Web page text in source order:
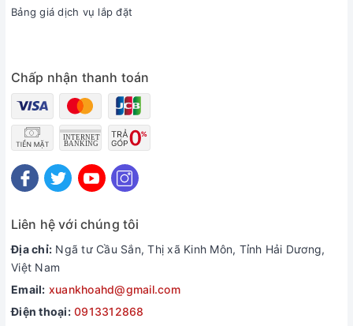
Bảng giá dịch vụ lắp đặt
Chấp nhận thanh toán
Liên hệ với chúng tôi
Địa chỉ: Ngã tư Cầu Sắn, Thị xã Kinh Môn, Tỉnh Hải Dương,
Việt Nam
Email: xuankhoahd@gmail.com
Điện thoại: 0913312868